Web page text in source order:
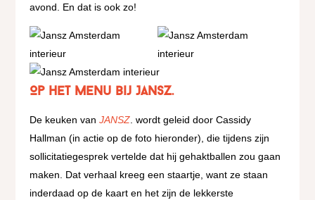
avond. En dat is ook zo!
Op het menu bij Jansz.
De keuken vanJANSZ . wordt geleid door Cassidy
Hallman (in actie op de foto hieronder), die tijdens zijn
sollicitatiegesprek vertelde dat hij gehaktballen zou gaan
maken. Dat verhaal kreeg een staartje, want ze staan
inderdaad op de kaart en het zijn de lekkerste